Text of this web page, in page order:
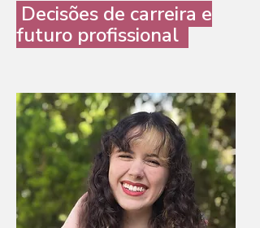
Decisões de carreira e
futuro profissional